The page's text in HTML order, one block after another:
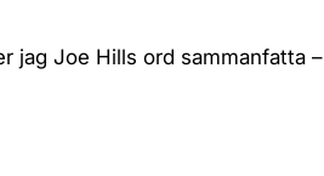
jag Joe Hills ord sammanfatta